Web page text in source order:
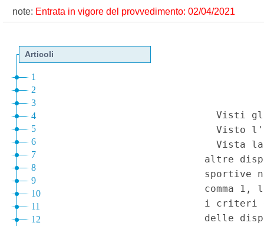
note: Entrata in vigore del provvedimento: 02/04/2021